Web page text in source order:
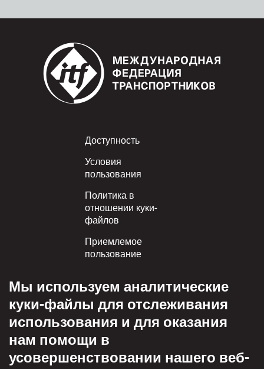
Footer
Доступность
Условия
пользования
Политика в
отношении куки-
файлов
Приемлемое
пользование
конфиденциальности
Политика взаимного
уважения
Мы используем аналитические
куки-файлы для отслеживания
использования и для оказания
нам помощи в
усовершенствовании нашего веб-